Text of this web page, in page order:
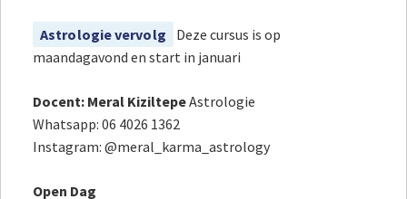
Astrologie vervolg
Deze cursus is op
maandagavond en start in januari
Docent: Meral KiziltepeAstrologie
Whatsapp: 06 4026 1362
Instagram: @meral_karma_astrology
Open Dag